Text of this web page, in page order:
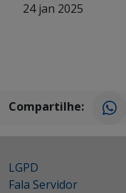
24 jan 2025
Compartilhe:
LGPD
Fala Servidor